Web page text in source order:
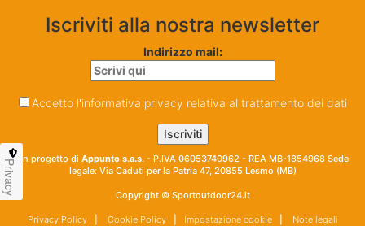
Iscriviti alla nostra newsletter
Indirizzo mail:
Accetto l'informativa privacy relativa al trattamento dei dati
Un progetto di Appunto s.a.s. - P.IVA 06053740962 - REA MB-1854968 Sede
legale: Via Caduti per la Patria 47, 20855 Lesmo (MB)
Copyright © Sportoutdoor24.it
Privacy Policy| Cookie Policy| Impostazione cookie| Note legali
Privacy